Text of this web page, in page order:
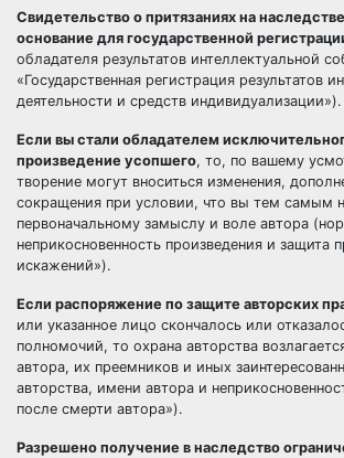
Свидетельство о притязаниях на
основание для государственной
обладателя результатов интеллектуальной
«Государственная регистрация результатов
деятельности и средств индивидуализации»).
Если вы стали обладателем
произведение усопшего, то, по вашему
творение могут вноситься изменения,
сокращения при условии, что вы тем самым
первоначальному замыслу и воле автора
неприкосновенность произведения и защита
искажений»).
Если распоряжение по защите авторских
или указанное лицо скончалось или
полномочий, то охрана авторства
автора, их преемников и иных
авторства, имени автора и
после смерти автора»).
Разрешено получение в наследство